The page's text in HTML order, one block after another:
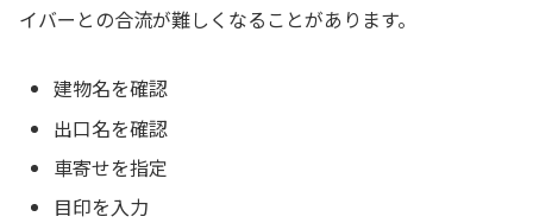
イバーとの合流が難しくなることがあります。
建物名を確認
出口名を確認
車寄せを指定
目印を入力